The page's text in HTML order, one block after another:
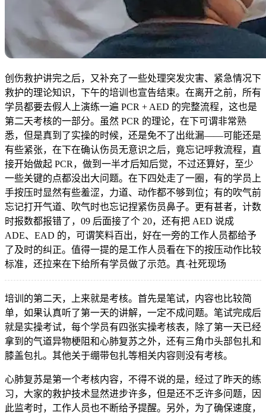
创伤救护讲完之后，又补充了一些处理突发灾害、紧急情况下
救护的理论知识，下午的培训也宣告结束。在离开之前，所有
学员都要去假人上演练一遍 PCR + AED 的完整流程，这也是
第二天考核的一部分。虽然 PCR 的理论，在下可谓非常熟
悉，但是真到了实操的时候，还是免不了出纰漏——可能还是
有些紧张，在下在确认伤员无意识之后，竟忘记呼救流程，直
接开始做起 PCR，做到一半才后知后觉，不过还算好，至少
一些关键的点都没出大问题。在下四处走了一圈，有的学员上
手按压时显然有些羞涩，力道、动作都不够到位；有的吹气前
忘记打开气道、吹气时也忘记捏紧伤员鼻子。更有甚者，计数
时报数都报错了，09 后面接了个 20，还有把 AED 说成
ADE、EAD 的，可谓笑料百出，好在一旁的工作人员都给予
了及时的纠正。值得一提的是工作人员看在下的按压动作比较
标准，还拉来在下给所有学员做了示范。 真·社死现场
培训的第二天，上来就是考核。首先是笔试，内容也比较简
单，如果认真听了第一天的讲解，一定不成问题。笔试完成后
就是实操考试，每个学员有四张实操考核表，除了第一天已经
拿到的气道异物梗阻和心肺复苏之外，还有三角巾头部包扎和
膝盖包扎。其他关于绷带包扎等相关内容则没有考核。
心肺复苏是第一个考核内容，不得不说的是，经过了昨天的练
习，大家的救护技术显然进步许多，但是还不乏许多问题，因
此监考时，工作人员也不断给予提醒。另外，为了确保速度，